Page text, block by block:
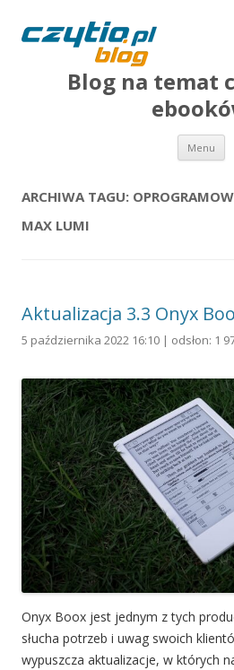
Blog na temat
Menu
ARCHIWA TAGU:
MAX LUMI
Aktualizacja 3.3 Onyx
5 października 2022 16:10 | odsłon: 1
Onyx Boox jest jednym z tych
słucha potrzeb i uwag swoich
wypuszcza aktualizacje, w których